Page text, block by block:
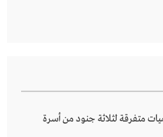
متفرقة لثلاثة جنود من أسرة